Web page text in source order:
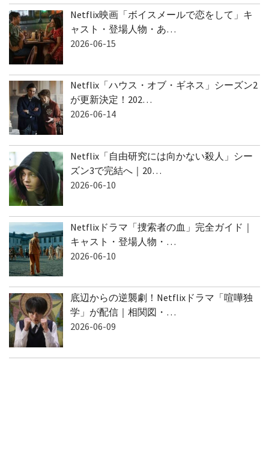
Netflix映画「ボイスメールで恋をして」キ
ャスト・登場人物・あ…
2026-06-15
Netflix「ハウス・オブ・ギネス」シーズン2
が更新決定！202…
2026-06-14
Netflix「自由研究には向かない殺人」シー
ズン3で完結へ｜20…
2026-06-10
Netflixドラマ「捜索者の血」完全ガイド｜
キャスト・登場人物・…
2026-06-10
底辺からの逆襲劇！Netflixドラマ「喧嘩独
学」が配信｜相関図・…
2026-06-09